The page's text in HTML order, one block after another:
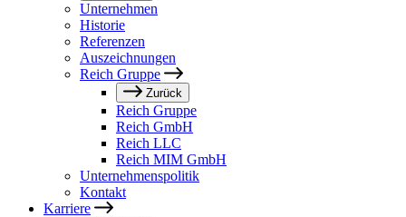
navigationUnternehmen
Historie
Referenzen
Auszeichnungen
Reich Gruppe
Zurück
Reich Gruppe
Reich GmbH
Reich LLC
Reich MIM GmbH
Unternehmenspolitik
Kontakt
Karriere